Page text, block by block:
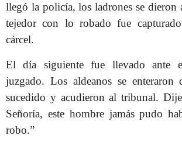
llegó la policía, los ladrones se dieron
tejedor con lo robado fue
cárcel.
El día siguiente fue llevado ante
juzgado. Los aldeanos se
sucedido y acudieron al tribunal.
Señoría, este hombre jamás pudo
robo.”